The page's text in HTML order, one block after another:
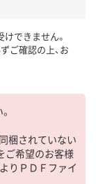
できません。
ずご確認の上、お
梱されていない
ご希望のお客様
りＰＤＦファイ